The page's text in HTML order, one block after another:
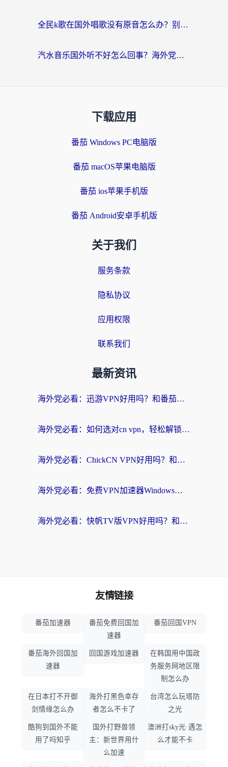
全民k歌在国外唱歌没有原音怎么办？别让地域限制毁了你的麦霸时刻
汽水音乐国外听不好怎么回事？海外党亲测有效的回国加速方案来了
下载应用
番茄 Windows PC电脑版
番茄 macOS苹果电脑版
番茄 ios苹果手机版
番茄 Android安卓手机版
关于我们
服务条款
隐私协议
应用权限
联系我们
最新资讯
海外党必看：迅游VPN好用吗？和番茄加速器VPN对比哪个回国效果更好？
海外党必看：如何选对cn vpn，轻松解锁国内影音游戏？
海外党必看：ChickCN VPN好用吗？和星河VPN对比哪个回国效果更好？附真实体验+避坑指南
海外党必看：免费VPN加速器Windows版怎么选？附真实测评与无缝访问国内资源指南
海外党必看：快帆TV版VPN好用吗？和hi龟龟VPN对比哪个回国效果更好？附免费加速器选择指南
友情链接
番茄加速器
番茄免费回国加
速器
番茄回国VPN
番茄海外回国加
速器
回国游戏加速器
在韩国用中国政
务服务网地区限
制怎么办
在日本打不开御
剑情缘怎么办
海外打黑色幸存
者怎么不卡了
台湾怎么玩塔防
之光
酷狗到国外不能
用了吗知乎
国外打野兽领
主：新世界用什
么加速
澳洲打sky光·遇怎
么才能不卡